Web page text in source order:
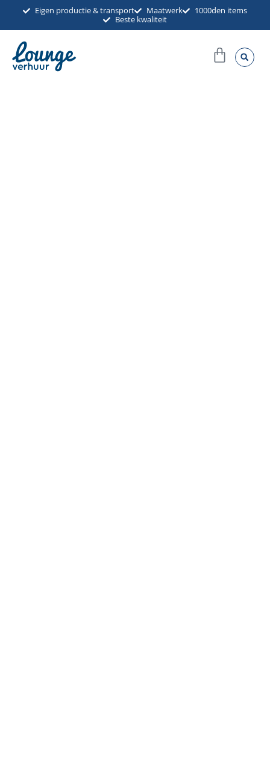
inhoud
Eigen productie & transport Maatwerk
1000den items
Beste kwaliteit